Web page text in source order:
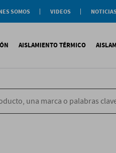
SOMOS
VIDEOS
Bituminosa
Sintética
Líquida
AISLAMIENTO TÉRMICO
XPS
Texlosa
PIR